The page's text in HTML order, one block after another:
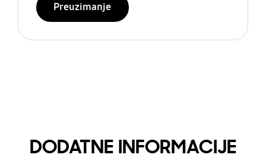
Preuzimanje
DODATNE INFORMACIJE